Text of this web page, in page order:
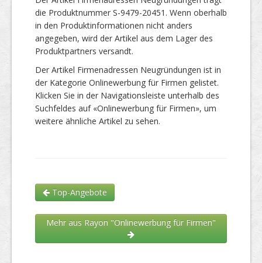
die Produktnummer S-9479-20451. Wenn oberhalb
in den Produktinformationen nicht anders
angegeben, wird der Artikel aus dem Lager des
Produktpartners versandt.
Der Artikel Firmenadressen Neugründungen ist in
der Kategorie Onlinewerbung für Firmen gelistet.
Klicken Sie in der Navigationsleiste unterhalb des
Suchfeldes auf «Onlinewerbung für Firmen», um
weitere ähnliche Artikel zu sehen.
Top-Angebote
Mehr aus Rayon "Onlinewerbung für Firmen"